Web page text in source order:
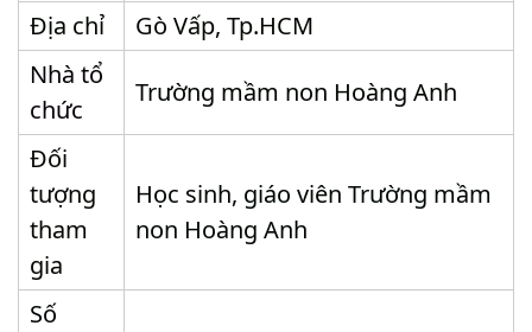
Địa chỉ
Gò Vấp, Tp.HCM
Nhà tổ
chức
Trường mầm non Hoàng Anh
Đối
tượng
tham
gia
Học sinh, giáo viên Trường mầm
non Hoàng Anh
Số